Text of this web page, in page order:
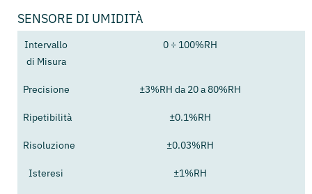
SENSORE DI UMIDITÀ
Intervallo
di Misura
0 ÷ 100%RH
Precisione ±3%RH da 20 a 80%RH
Ripetibilità ±0.1%RH
Risoluzione ±0.03%RH
Isteresi ±1%RH